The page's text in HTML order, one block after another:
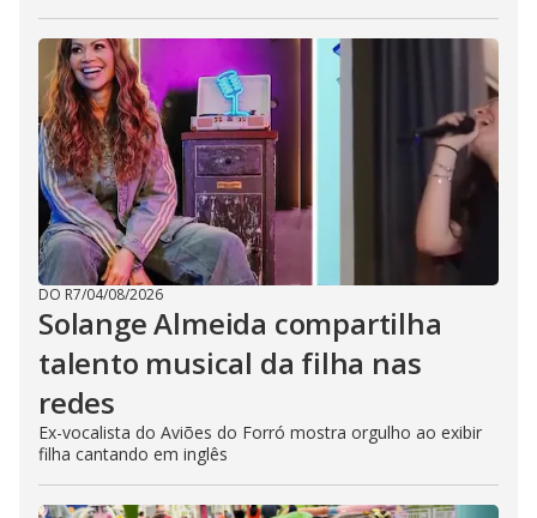
DO R7/04/08/2026
Solange Almeida compartilha
talento musical da filha nas
redes
Ex-vocalista do Aviões do Forró mostra orgulho ao exibir
filha cantando em inglês